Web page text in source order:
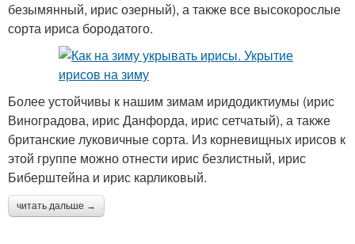
безымянный, ирис озерный), а также все высокорослые
сорта ириса бородатого.
Более устойчивы к нашим зимам иридодиктиумы (ирис
Виноградова, ирис Данфорда, ирис сетчатый), а также
британские луковичные сорта. Из корневищных ирисов к
этой группе можно отнести ирис безлистный, ирис
Биберштейна и ирис карликовый.
читать дальше →